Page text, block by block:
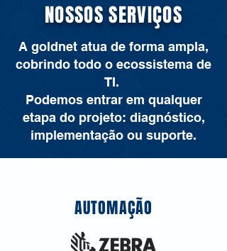
NOSSOS SERVIÇOS
A goldnet atua de forma ampla,
cobrindo todo o ecossistema de
TI.
Podemos entrar em qualquer
etapa do projeto: diagnóstico,
implementação ou suporte.
AUTOMAÇÃO